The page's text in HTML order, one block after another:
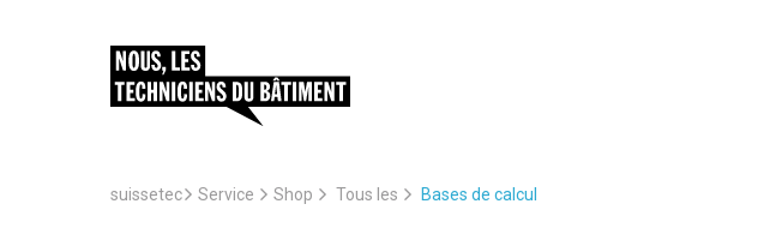
suissetec Service Shop Tous les Bases de calcul